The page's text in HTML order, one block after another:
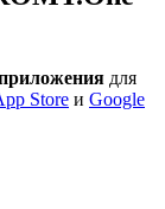
для
Store и Google